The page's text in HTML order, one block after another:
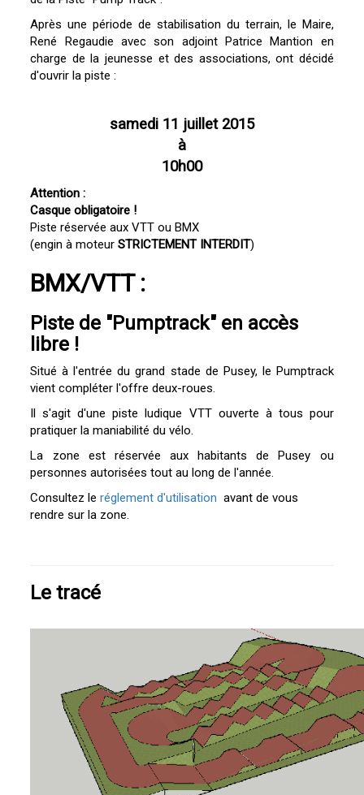
Après une période de stabilisation du terrain, le Maire,
René Regaudie avec son adjoint Patrice Mantion en
charge de la jeunesse et des associations, ont décidé
d'ouvrir la piste :
samedi 11 juillet 2015
à
10h00
Attention :
Casque obligatoire !
Piste réservée aux VTT ou BMX
(engin à moteurSTRICTEMENT INTERDIT)
BMX/VTT :
Piste de "Pumptrack" en accès
libre !
Situé à l'entrée du grand stade de Pusey, le Pumptrack
vient compléter l'offre deux-roues.
Il s'agit d'une piste ludique VTT ouverte à tous pour
pratiquer la maniabilité du vélo.
La zone est réservée aux habitants de Pusey ou
personnes autorisées tout au long de l'année.
Consultez leréglement d'utilisation avant de vous
rendre sur la zone.
Le tracé